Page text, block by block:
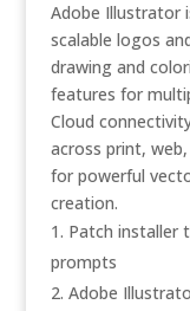
Adobe Illustrator
scalable logos
drawing and
features for
Cloud
across print,
for powerful
creation.
Patch installer
prompts
Adobe